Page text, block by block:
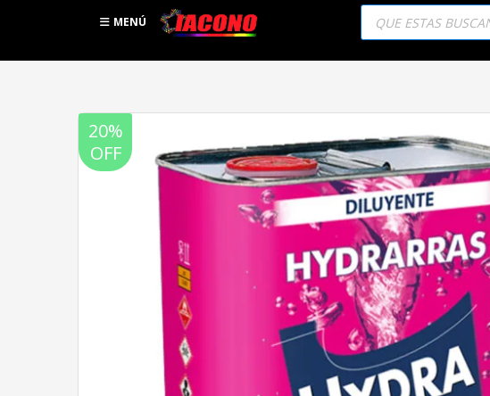
MENÚ
Búsqueda
productos
20%
OFF